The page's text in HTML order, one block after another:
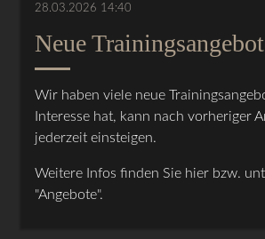
28.03.2026 14:40
Neue
Wir haben viele neue
Interesse hat, kann nach vorheriger
jederzeit einsteigen.
Weitere Infos finden Sie hier bzw.
"Angebote".